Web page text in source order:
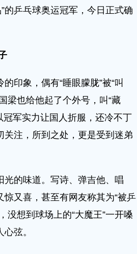
的乒乓球奥运冠军，今日正式确
象，偶有“睡眼朦胧”被“叫
梁也给他起了个外号，叫“藏
军实力让国人折服，还冷不丁
注，所到之处，更是受到迷弟
的味道。写诗、弹吉他、唱
又喜，甚至有网友称其为“被乒
没想到球场上的“大魔王”一开嗓
弦。